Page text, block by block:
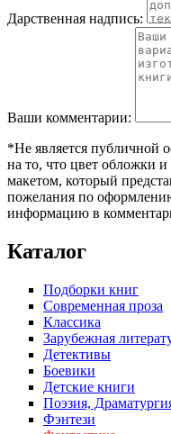
Дарственная надпись:
Ваши комментарии:
*Не является публичной
на то, что цвет обложки
макетом, который
пожелания по
информацию в
Каталог
Подборки книг
Современная проза
Классика
Зарубежная
Детективы
Боевики
Детские книги
Поэзия,
Фэнтези